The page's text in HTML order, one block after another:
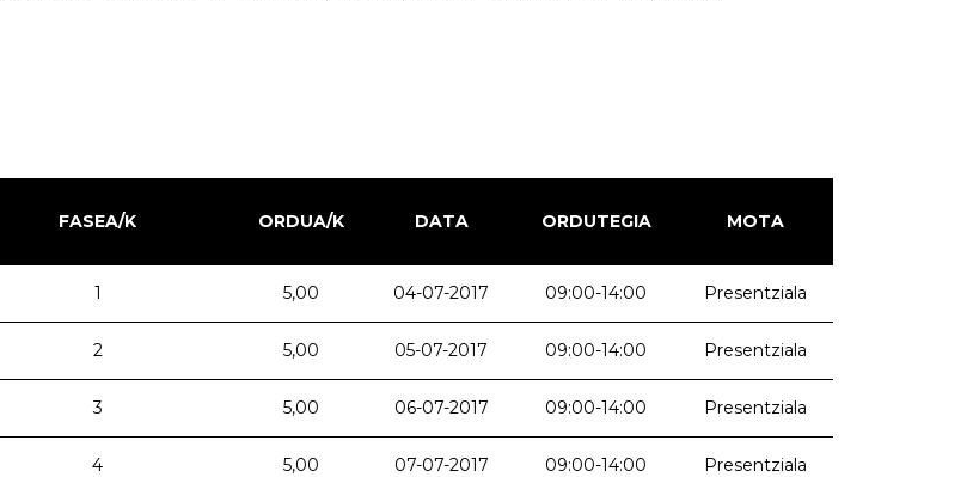
FASEA/K ORDUA/K DATA ORDUTEGIA MOTA
1 5,00 04-07-2017 09:00-14:00 Presentziala
2 5,00 05-07-2017 09:00-14:00 Presentziala
3 5,00 06-07-2017 09:00-14:00 Presentziala
4 5,00 07-07-2017 09:00-14:00 Presentziala